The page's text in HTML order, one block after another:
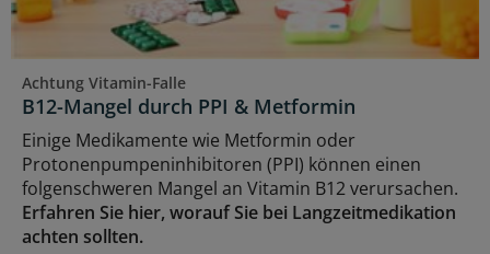
Achtung Vitamin-Falle
B12-Mangel durch PPI & Metformin
Einige Medikamente wie Metformin oder
Protonenpumpeninhibitoren (PPI) können einen
folgenschweren Mangel an Vitamin B12 verursachen.
Erfahren Sie hier, worauf Sie bei Langzeitmedikation
achten sollten.